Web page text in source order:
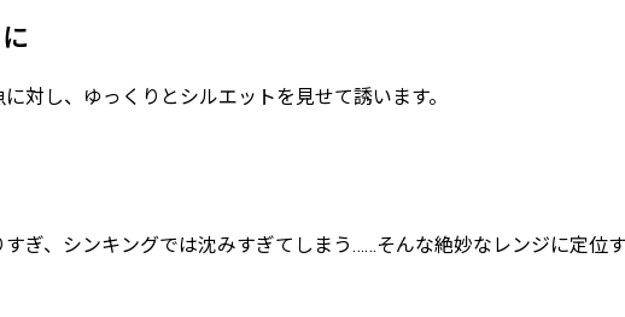
対し、ゆっくりとシルエットを見せて誘います。
ぎ、シンキングでは沈みすぎてしまう……そんな絶妙なレンジに定位す